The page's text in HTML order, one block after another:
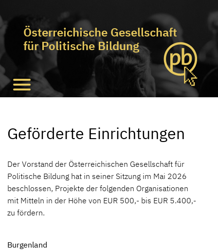
Österreichische Gesellschaft
für Politische Bildung
Geförderte Einrichtungen
Der Vorstand der Österreichischen Gesellschaft für
Politische Bildung hat in seiner Sitzung im Mai 2026
beschlossen, Projekte der folgenden Organisationen
mit Mitteln in der Höhe von EUR 500,- bis EUR 5.400,-
zu fördern.
Burgenland